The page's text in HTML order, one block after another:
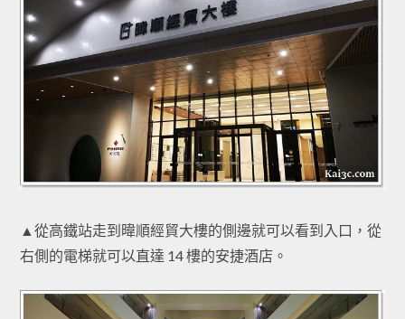
▲從高鐵站走到暐順經貿大樓的側邊就可以看到入口，從
右側的電梯就可以直達 14 樓的安捷酒店。